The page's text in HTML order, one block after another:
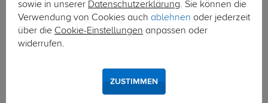
sowie in unserer Datenschutzerklärung. Sie können die
Verwendung von Cookies auch ablehnen oder jederzeit
über die Cookie-Einstellungen anpassen oder
widerrufen.
ZUSTIMMEN